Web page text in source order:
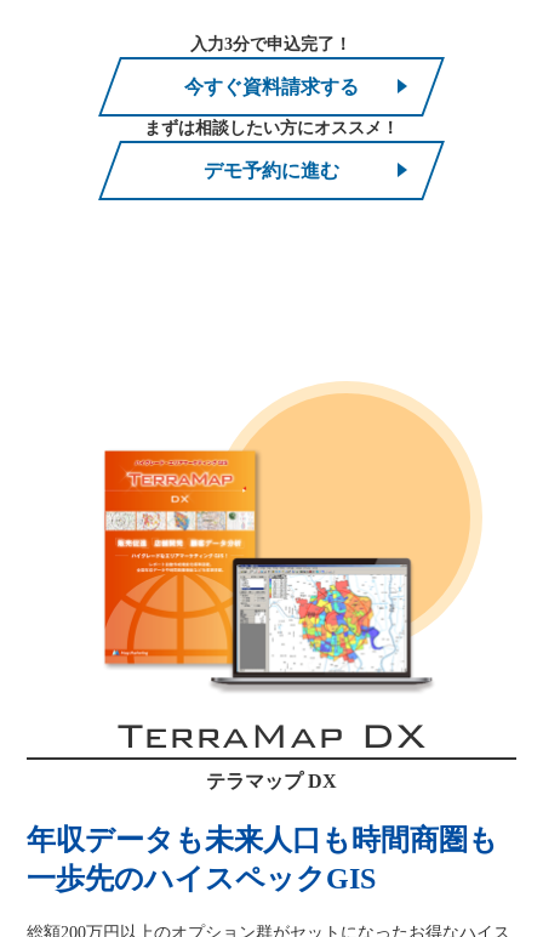
入力3分で申込完了！
今すぐ資料請求する
まずは相談したい方にオススメ！
デモ予約に進む
TerraMap DX
テラマップ DX
年収データも未来人口も時間商圏も
一歩先のハイスペックGIS
総額200万円以上のオプション群がセットになったお得なハイス